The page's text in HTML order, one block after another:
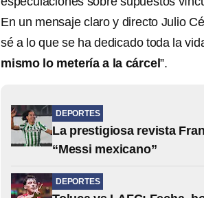
En un mensaje claro y directo Julio
sé a lo que se ha dedicado toda la
mismo lo metería a la cárcel”.
DEPORTES
La prestigiosa revista
“Messi mexicano”
DEPORTES